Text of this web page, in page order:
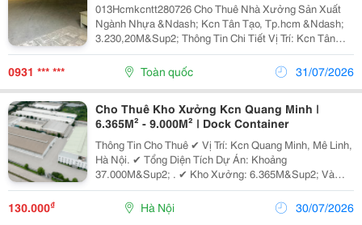
013Hcmkcntt280726 Cho Thuê Nhà Xưởng Sản Xuất
Ngành Nhựa &Ndash; Kcn Tân Tạo, Tp.hcm &Ndash;
3.230,20M&Sup2; Thông Tin Chi Tiết Vị Trí: Kcn Tân
Tạo, Tp.hcm Tổng Diện Tích Khuôn Viên:
5.082M&Sup2; Diện Tích Sử Dụng Tổng Diện Tích Xây
Dựng:...
0931 *** *** Toàn quốc 31/07/2026
Cho Thuê Kho Xưởng Kcn Quang Minh |
6.365M² - 9.000M² | Dock Container
Thông Tin Cho Thuê ✔ Vị Trí: Kcn Quang Minh, Mê Linh,
Hà Nội. ✔ Tổng Diện Tích Dự Án: Khoảng
37.000M&Sup2; . ✔ Kho Xưởng: 6.365M&Sup2; Và
9.000M&Sup2;. ✔ Chia Nhỏ Linh Hoạt: Từ
1.400M&Sup2; . ✔ Văn Phòng Điều Hành: 727M&Sup2;
&Times; 3...
130.000₫ Hà Nội 30/07/2026